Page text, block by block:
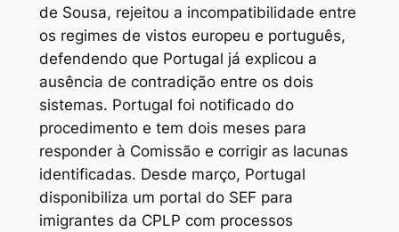
de Sousa, rejeitou a incompatibilidade entre
os regimes de vistos europeu e português,
defendendo que Portugal já explicou a
ausência de contradição entre os dois
sistemas. Portugal foi notificado do
procedimento e tem dois meses para
responder à Comissão e corrigir as lacunas
identificadas. Desde março, Portugal
disponibiliza um portal do SEF para
imigrantes da CPLP com processos